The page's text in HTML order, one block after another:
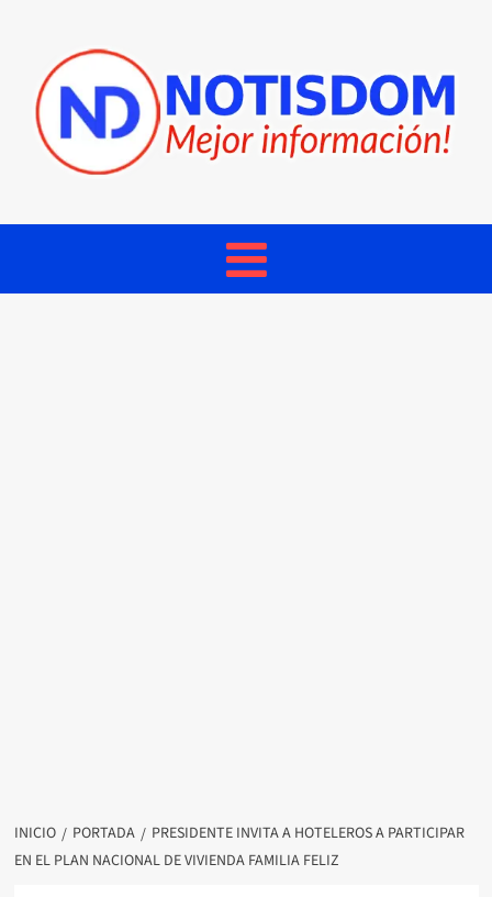
INICIO PORTADA
PRESIDENTE INVITA A HOTELEROS A PARTICIPAR
EN EL PLAN NACIONAL DE VIVIENDA FAMILIA FELIZ